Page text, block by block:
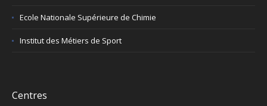
Ecole Nationale Supérieure de Chimie
Institut des Métiers de Sport
Centres